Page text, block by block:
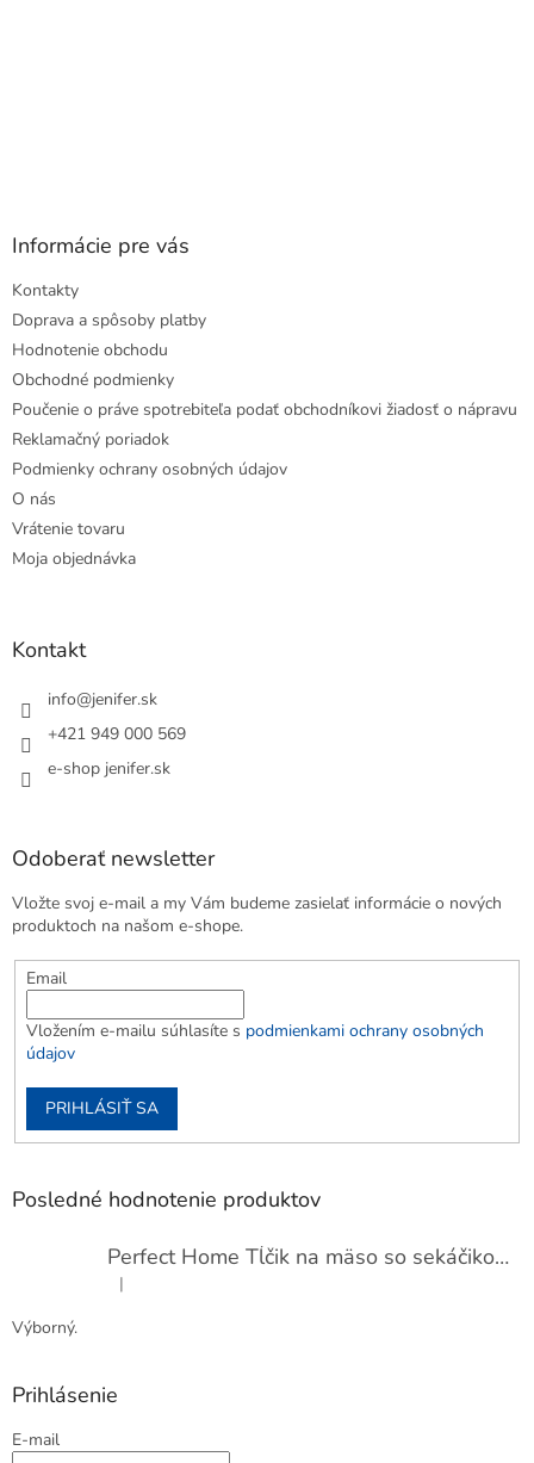
Informácie pre vás
Kontakty
Doprava a spôsoby platby
Hodnotenie obchodu
Obchodné podmienky
Poučenie o práve spotrebiteľa podať obchodníkovi žiadosť o nápravu
Reklamačný poriadok
Podmienky ochrany osobných údajov
O nás
Vrátenie tovaru
Moja objednávka
Kontakt
info@jenifer.sk
+421 949 000 569
e-shop jenifer.sk
Odoberať newsletter
Vložte svoj e-mail a my Vám budeme zasielať informácie o nových
produktoch na našom e-shope.
Email
Vložením e-mailu súhlasíte s podmienkami ochrany osobných
údajov
PRIHLÁSIŤ SA
Posledné hodnotenie produktov
Perfect Home Tĺčik na mäso so sekáčikom, 56893
Hodnotenie produktu je 5 z 5 hviezdičiek.
|
Výborný.
Prihlásenie
E-mail